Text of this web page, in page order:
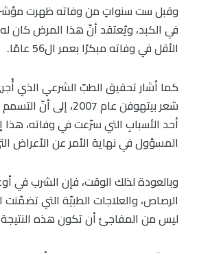
وقبل ست سنواتٍ من وفاته ظهرت
في الكبد، ويُعتقد أنّ هذا المرض كان له
الأقل في وفاته مبكرًا بعمر ال56 عامًا.
كما أشار تحقيق الطبّ الشرعي الذي
شعر بيتهوفن عام 2007،
أحد الأسبابِ التي سرّعت في وفاته،
المسؤول في نهاية الأمر عن الأعراض
وبالعودة لذلك الوقت، فإن الشرب في
الرصاص، والعلاجات الطبيّة التي تضمّنت
ليس من المفاجئ أن تكون هذه